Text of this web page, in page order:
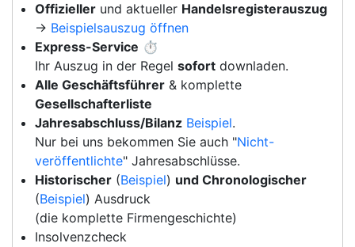
Offizieller und aktueller Handelsregisterauszug
→ Beispielsauszug öffnen
Express-Service ⏱️
Ihr Auszug in der Regel sofort downladen.
Alle Geschäftsführer & komplette
Gesellschafterliste
Jahresabschluss/Bilanz Beispiel.
Nur bei uns bekommen Sie auch "Nicht-
veröffentlichte" Jahresabschlüsse.
Historischer (Beispiel) und Chronologischer
(Beispiel) Ausdruck
(die komplette Firmengeschichte)
Insolvenzcheck